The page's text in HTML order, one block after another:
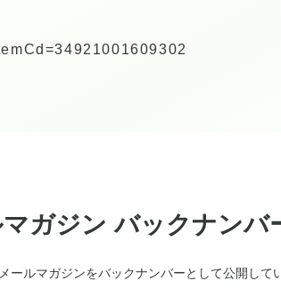
ガジン バックナンバ
ールマガジンをバックナンバーとして公開して